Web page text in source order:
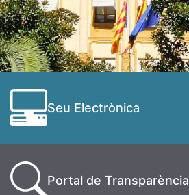
Seu Electrònica
Portal de Transparència